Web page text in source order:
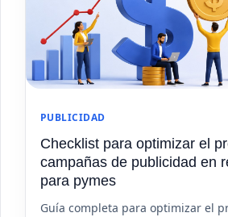
PUBLICIDAD
Checklist para optimizar el
campañas de publicidad en
para pymes
Guía completa para optimizar el